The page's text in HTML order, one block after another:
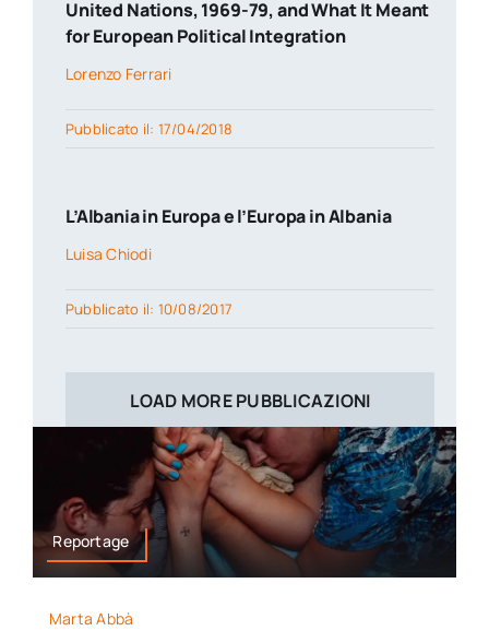
United Nations, 1969-79, and What It Meant
for European Political Integration
Lorenzo Ferrari
Pubblicato il: 17/04/2018
L’Albania in Europa e l’Europa in Albania
Luisa Chiodi
Pubblicato il: 10/08/2017
LOAD MORE PUBBLICAZIONI
Reportage
Marta Abbà